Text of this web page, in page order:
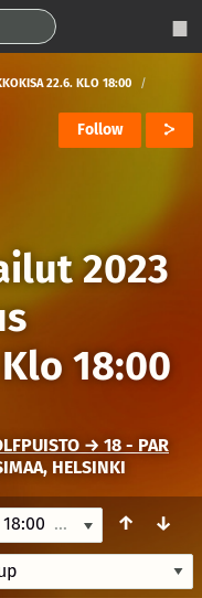
22.6. KLO 18:00
Follow
2023
18:00
→ 18 - PAR
HELSINKI
↑ ↓